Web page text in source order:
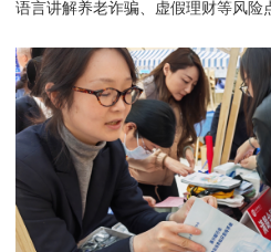
语言讲解养老诈骗、虚假理财等风险